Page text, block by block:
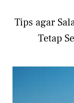
Tips agar
Tetap